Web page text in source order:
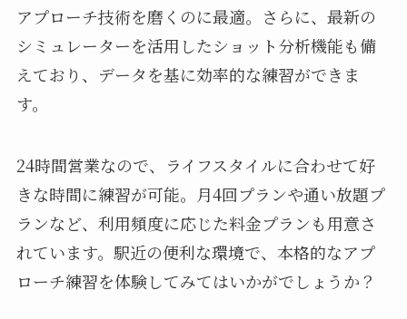
アプローチ技術を磨くのに最適。さらに、最新の
シミュレーターを活用したショット分析機能も備
えており、データを基に効率的な練習ができま
す。
24時間営業なので、ライフスタイルに合わせて好
きな時間に練習が可能。月4回プランや通い放題プ
ランなど、利用頻度に応じた料金プランも用意さ
れています。駅近の便利な環境で、本格的なアプ
ローチ練習を体験してみてはいかがでしょうか？